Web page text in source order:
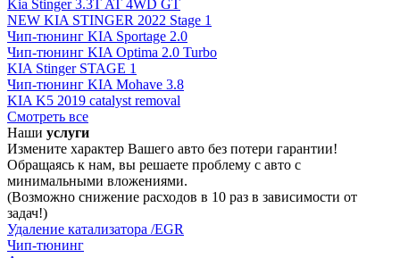
Kia Stinger 3.3T AT 4WD GT
NEW KIA STINGER 2022 Stage 1
Чип-тюнинг KIA Sportage 2.0
Чип-тюнинг KIA Optima 2.0 Turbo
KIA Stinger STAGE 1
Чип-тюнинг KIA Mohave 3.8
KIA K5 2019 catalyst removal
Смотреть все
Наши услуги
Измените характер Вашего авто без потери гарантии!
Обращаясь к нам, вы решаете проблему с авто с
минимальными вложениями.
(Возможно снижение расходов в 10 раз в зависимости от
задач!)
Удаление катализатора /EGR
Чип-тюнинг